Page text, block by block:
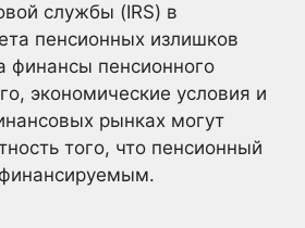
службы (IRS) в
пенсионных излишков
финансы пенсионного
экономические условия и
рынках могут
того, что пенсионный